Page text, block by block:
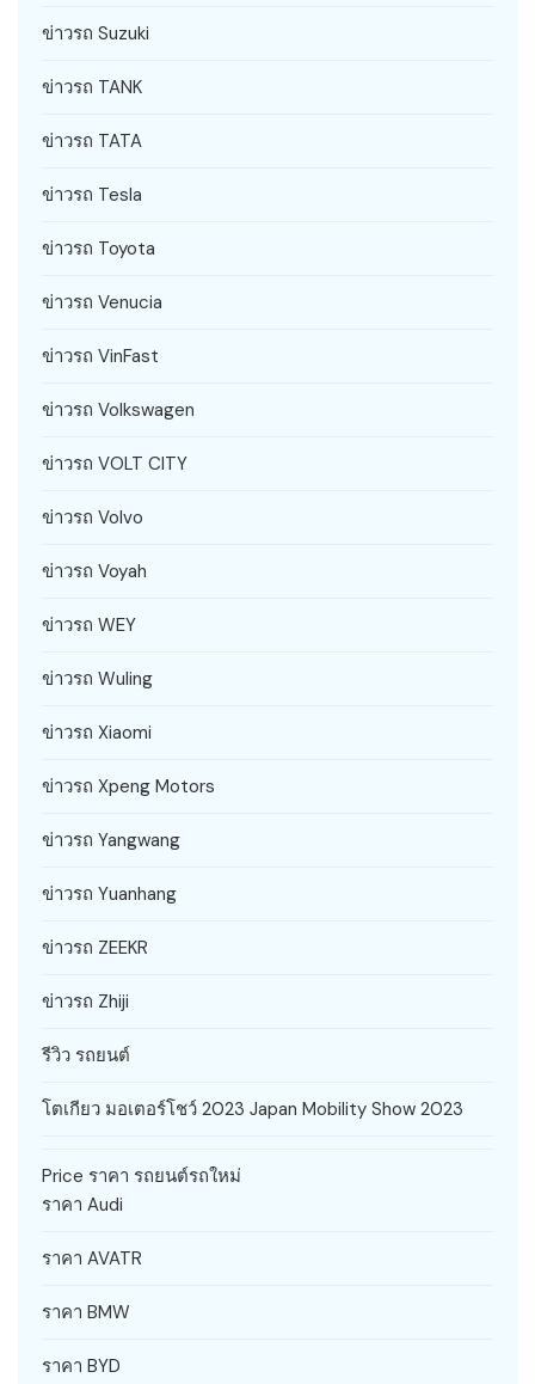
ข่าวรถ Suzuki
ข่าวรถ TANK
ข่าวรถ TATA
ข่าวรถ Tesla
ข่าวรถ Toyota
ข่าวรถ Venucia
ข่าวรถ VinFast
ข่าวรถ Volkswagen
ข่าวรถ VOLT CITY
ข่าวรถ Volvo
ข่าวรถ Voyah
ข่าวรถ WEY
ข่าวรถ Wuling
ข่าวรถ Xiaomi
ข่าวรถ Xpeng Motors
ข่าวรถ Yangwang
ข่าวรถ Yuanhang
ข่าวรถ ZEEKR
ข่าวรถ Zhiji
รีวิว รถยนต์
โตเกียว มอเตอร์โชว์ 2023 Japan Mobility Show 2023
Price ราคา รถยนต์รถใหม่
ราคา Audi
ราคา AVATR
ราคา BMW
ราคา BYD